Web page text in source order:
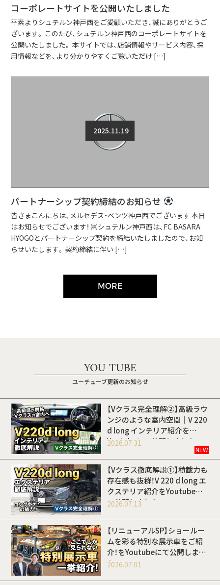
コーポレートサイトを公開いたしました
平素よりシュテルン神戸西をご愛顧いただき、誠にありがとうご
ざいます。 このたび、シュテルン神戸西のコーポレートサイトを
公開いたしました。 本サイトでは、店舗情報やサービス内容、採
用情報などを、より分かりやすくご覧いただけ […]
2025.11.19
パートナーシップ契約締結のお知らせ
皆さまこんにちは、メルセデス・ベンツ神戸西でございます 本日
はお知らせでございます！ ㈱シュテルン神戸西は、FC BASARA
HYOGOとパートナーシップ契約を締結いたしましたので、お知
らせいたします。 契約締結に伴い […]
MORE
YOU TUBE
ユーチューブ更新のお知らせ
【Vクラス完全理解②】高級ラウ
ンジのような室内空間｜V 220
d long インテリア紹介を
Youtubeにて公開しました
2026.07.31
NEW
【Vクラス徹底解説①】積載力も
存在感も抜群！V 220 d long エ
クステリア紹介をYoutubeに
て公開しました
2026.07.13
【リニューアルSP】ショールー
ムを彩る特別な展示車をご紹
介！をYoutubeにて公開しまし
た
2026.07.01